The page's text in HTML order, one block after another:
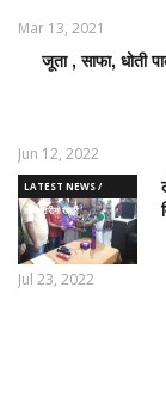
Mar 13, 2021
LATEST
जूता , साफा, धोती
Jun 12, 2022
LATEST NEWS /
ताज़ातरीन खबरें
Jul 23, 2022